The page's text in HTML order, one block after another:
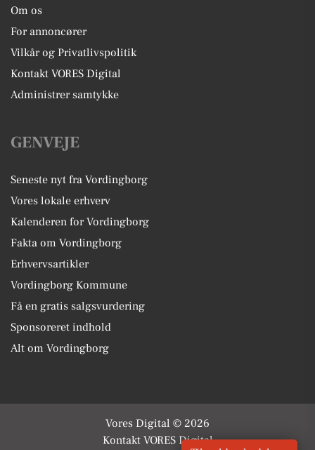
Om os
For annoncører
Vilkår og Privatlivspolitik
Kontakt VORES Digital
Administrer samtykke
GENVEJE
Seneste nyt fra Vordingborg
Vores lokale erhverv
Kalenderen for Vordingborg
Fakta om Vordingborg
Erhvervsartikler
Vordingborg Kommune
Få en gratis salgsvurdering
Sponsoreret indhold
Alt om Vordingborg
Vores Digital © 2026
Kontakt VORES Digital